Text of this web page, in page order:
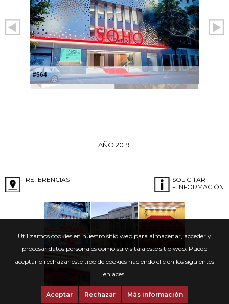
Utilizamos cookies en nuestro sitio web para almacenar, acceder y
procesar datos personales como su visita a este sitio web. Puede
aceptar o rechazar este tipo de cookies haciendo clic en los siguientes
enlaces.
Aceptar Rechazar Más información
#564
AÑO 2019.
REFERENCIAS
SOLICITAR
+ INFORMACIÓN